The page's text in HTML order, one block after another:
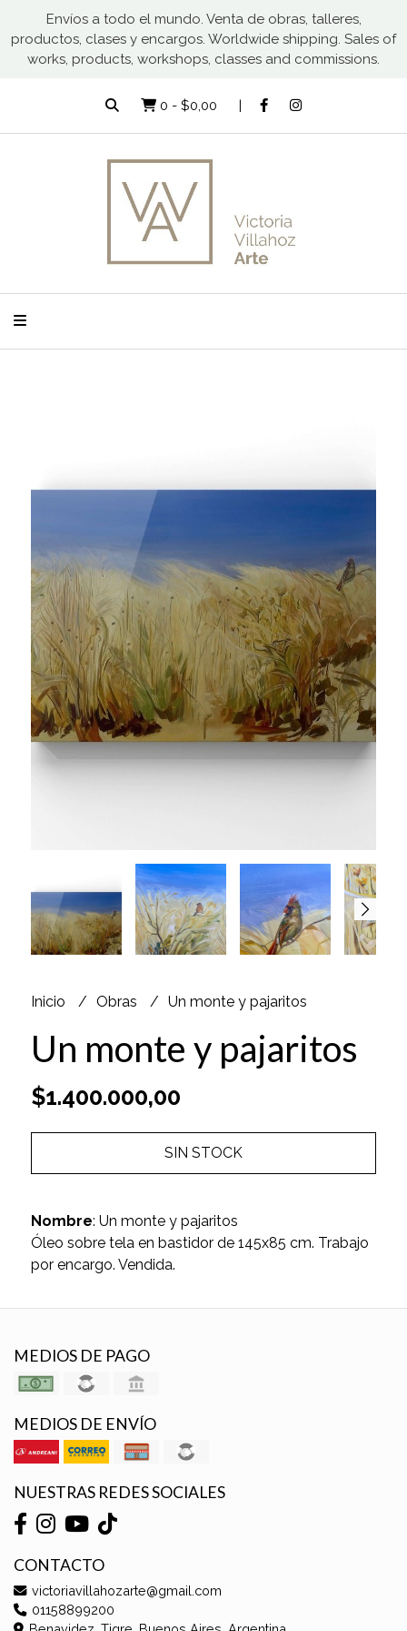
Envíos a todo el mundo. Venta de obras, talleres,
productos, clases y encargos. Worldwide shipping. Sales of
works, products, workshops, classes and commissions.
0 - $0,00
Inicio Obras Un monte y pajaritos
Un monte y pajaritos
$1.400.000,00
SIN STOCK
Nombre: Un monte y pajaritos
Óleo sobre tela en bastidor de 145x85 cm. Trabajo
por encargo. Vendida.
MEDIOS DE PAGO
MEDIOS DE ENVÍO
NUESTRAS REDES SOCIALES
CONTACTO
victoriavillahozarte@gmail.com
01158899200